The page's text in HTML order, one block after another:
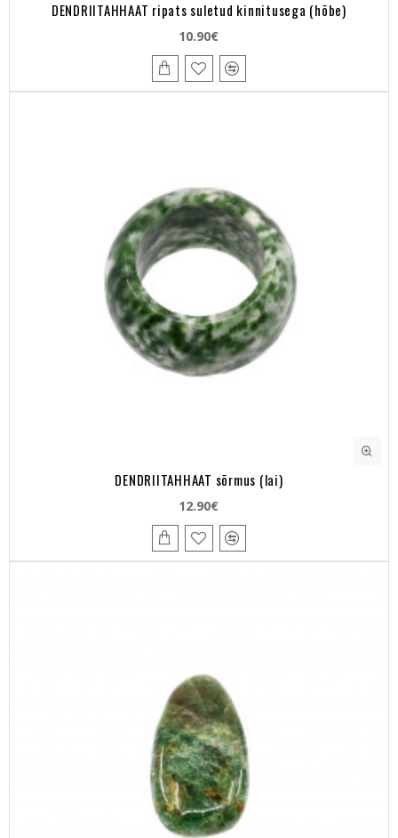
DENDRIITAHHAAT ripats suletud kinnitusega (hõbe)
10.90€
DENDRIITAHHAAT sõrmus (lai)
12.90€